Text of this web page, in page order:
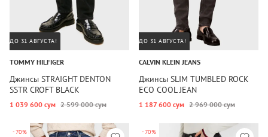
ДО 31 АВГУСТА!
TOMMY HILFIGER
Джинсы STRAIGHT DENTON
SSTR CROFT BLACK
1 039 600 сум 2 599 000 сум
ДО 31 АВГУСТА!
CALVIN KLEIN JEANS
Джинсы SLIM TUMBLED ROCK
ECO COOL JEAN
1 187 600 сум 2 969 000 сум
-70% -70%